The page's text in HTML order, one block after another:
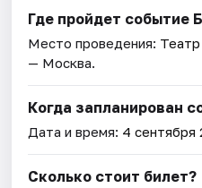
Где пройдет событие
Место проведения:
— Москва.
Когда запланирован
Дата и время: 4 сентября
Сколько стоит билет?